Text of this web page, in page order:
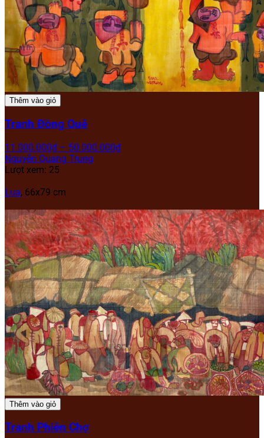
Thêm vào giỏ
Tranh Đồng Quê
11.000.000₫ – 50.000.000₫
Nguyễn Quang Trung
Lượt xem: 25
Lụa, 66x79 cm
Thêm vào giỏ
Tranh Phiên Chợ